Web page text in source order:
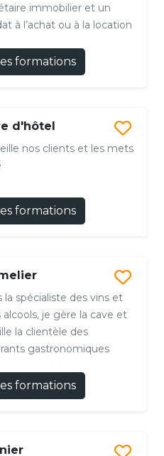
immobilier et un
à l’achat ou à la location
formations
d'hôtel
nos clients et les mets
formations
la spécialiste des vins et
alcools, je gère la cave et
la clientèle des
gastronomiques
formations